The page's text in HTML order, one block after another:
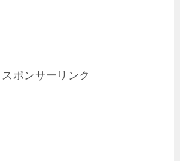
スポンサーリンク